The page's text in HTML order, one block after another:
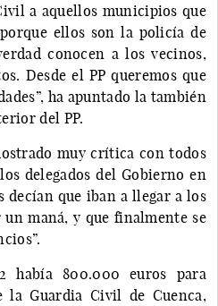
a aquellos municipios que
ellos son la policía de
conocen a los vecinos,
Desde el PP queremos que
ha apuntado la también
del PP.
muy crítica con todos
delegados del Gobierno en
decían que iban a llegar a los
un maná, y que finalmente se
había 800.000 euros para
la Guardia Civil de Cuenca,